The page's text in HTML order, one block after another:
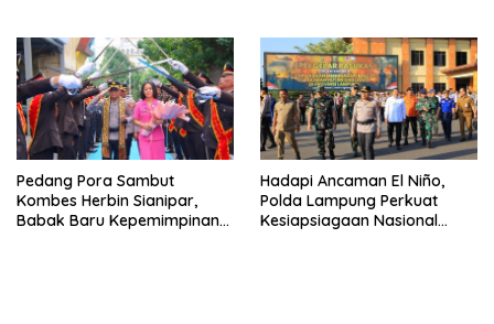
Pedang Pora Sambut
Kombes Herbin Sianipar,
Babak Baru Kepemimpinan
Hadapi Ancaman El Niño,
Polda Lampung Perkuat
Kesiapsiagaan Nasional